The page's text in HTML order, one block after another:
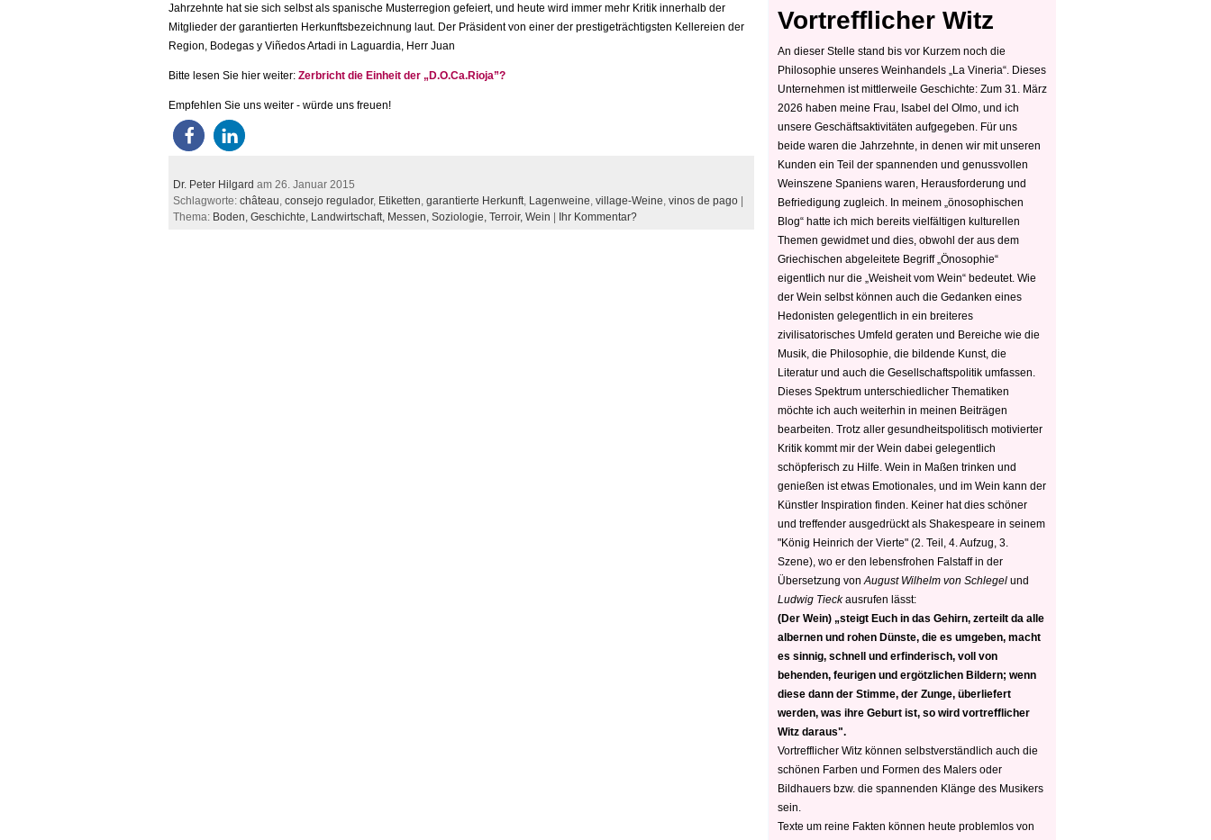
Jahrzehnte hat sie sich selbst als spanische Musterregion gefeiert, und heute wird immer mehr Kritik innerhalb der
Mitglieder der garantierten Herkunftsbezeichnung laut. Der Präsident von einer der prestigeträchtigsten Kellereien der
Region, Bodegas y Viñedos Artadi in Laguardia, Herr Juan
Bitte lesen Sie hier weiter: Zerbricht die Einheit der „D.O.Ca.Rioja”?
Empfehlen Sie uns weiter - würde uns freuen!
Dr. Peter Hilgard am 26. Januar 2015
Schlagworte: château consejo regulador, Etiketten garantierte Herkunft Lagenweine village-Weine vinos de pago |
Thema: Boden, Geschichte, Landwirtschaft, Messen, Soziologie, Terroir, Wein | Ihr Kommentar?
Vortrefflicher Witz
An dieser Stelle stand bis vor Kurzem noch die
Philosophie unseres Weinhandels „La Vineria“. Dieses
Unternehmen ist mittlerweile Geschichte: Zum 31. März
2026 haben meine Frau, Isabel del Olmo, und ich
unsere Geschäftsaktivitäten aufgegeben. Für uns
beide waren die Jahrzehnte, in denen wir mit unseren
Kunden ein Teil der spannenden und genussvollen
Weinszene Spaniens waren, Herausforderung und
Befriedigung zugleich. In meinem „önosophischen
Blog“ hatte ich mich bereits vielfältigen kulturellen
Themen gewidmet und dies, obwohl der aus dem
Griechischen abgeleitete Begriff „Önosophie“
eigentlich nur die „Weisheit vom Wein“ bedeutet. Wie
der Wein selbst können auch die Gedanken eines
Hedonisten gelegentlich in ein breiteres
zivilisatorisches Umfeld geraten und Bereiche wie die
Musik, die Philosophie, die bildende Kunst, die
Literatur und auch die Gesellschaftspolitik umfassen.
Dieses Spektrum unterschiedlicher Thematiken
möchte ich auch weiterhin in meinen Beiträgen
bearbeiten. Trotz aller gesundheitspolitisch motivierter
Kritik kommt mir der Wein dabei gelegentlich
schöpferisch zu Hilfe. Wein in Maßen trinken und
genießen ist etwas Emotionales, und im Wein kann der
Künstler Inspiration finden. Keiner hat dies schöner
und treffender ausgedrückt als Shakespeare in seinem
"König Heinrich der Vierte" (2. Teil, 4. Aufzug, 3.
Szene), wo er den lebensfrohen Falstaff in der
Übersetzung von August Wilhelm von Schlegel und
Ludwig Tieckausrufen lässt:
(Der Wein) „steigt Euch in das Gehirn, zerteilt da alle
albernen und rohen Dünste, die es umgeben, macht
es sinnig, schnell und erfinderisch, voll von
behenden, feurigen und ergötzlichen Bildern; wenn
diese dann der Stimme, der Zunge, überliefert
werden, was ihre Geburt ist, so wird vortrefflicher
Witz daraus".
Vortrefflicher Witz können selbstverständlich auch die
schönen Farben und Formen des Malers oder
Bildhauers bzw. die spannenden Klänge des Musikers
sein.
Texte um reine Fakten können heute problemlos von